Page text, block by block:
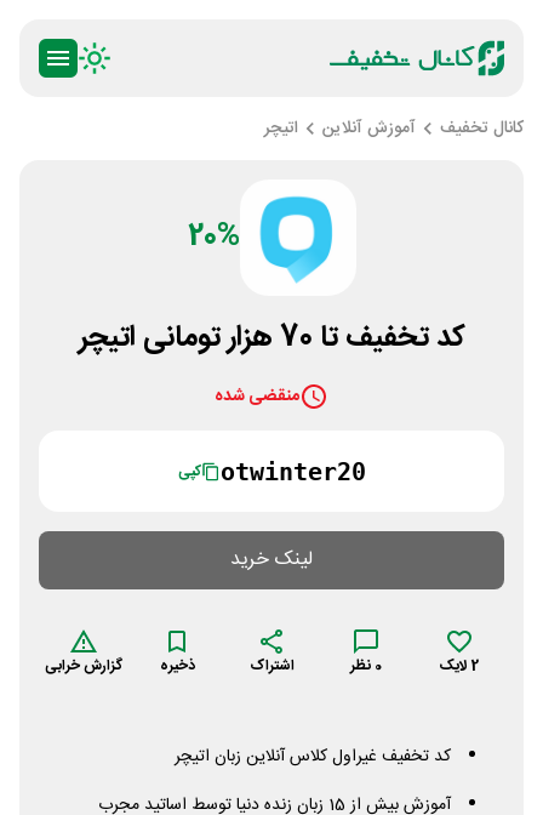
کانال تخفیف آموزش آنلاین اتیچر
20%
کد تخفیف تا 70 هزار تومانی اتیچر
منقضی شده
otwinter20 کپی
لینک خرید
2لایک 0 نظر اشتراک ذخیره گزارش خرابی
کد تخفیف غیراول کلاس آنلاین زبان اتیچر
آموزش بیش از 15 زبان زنده دنیا توسط اساتید مجرب